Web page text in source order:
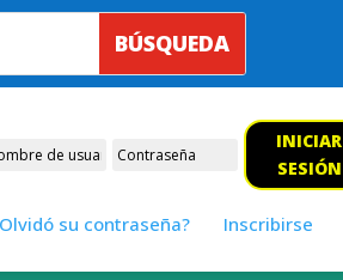
INICIAR
SESIÓN
su contraseña? Inscribirse